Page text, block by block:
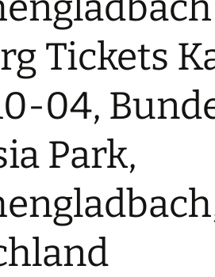
Tickets
04,
Park,